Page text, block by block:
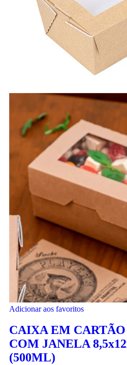
Adicionar aos favoritos
CAIXA EM
COM JANELA
(500ML)